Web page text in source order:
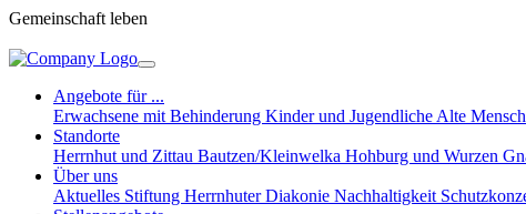
Gemeinschaft leben
Angebote für ...
Erwachsene mit Behinderung Kinder und Jugendliche Alte
Standorte
Herrnhut und Zittau Bautzen/Kleinwelka Hohburg und Wurzen
Über uns
Aktuelles Stiftung Herrnhuter Diakonie Nachhaltigkeit